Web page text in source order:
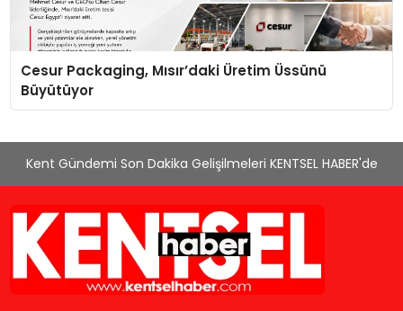
Cesur Packaging, Mısır’daki Üretim Üssünü
Büyütüyor
Kent Gündemi Son Dakika Gelişilmeleri KENTSEL HABER'de